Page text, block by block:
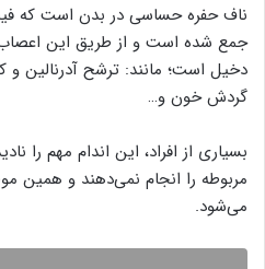
ناف حفره حساسی در بدن است که
جمع شده است و از طریق این اعصاب
دخیل است؛ مانند: ترشح آدرنالین و
گردش خون و…
بسیاری از افراد، این اندام مهم را
مربوطه را انجام نمی‌دهند و
می‌شود.